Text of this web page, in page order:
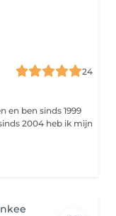
24
en ben sinds 1999
2004 heb ik mijn